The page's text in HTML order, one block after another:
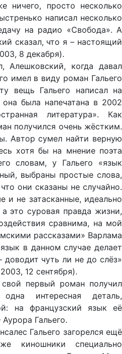
ничего, просто несколько
написал несколько
на радио «Свобода». А
сказал, что я – настоящий
8 декабря).
Алешковский, когда давал
имел в виду роман Гальего
вещь Гальего написал на
была напечатана в 2002
литература». Как
получился очень жёстким.
Автор сумел найти верную
хотя бы на мнение поэта
словам, у Гальего «язык
выбраны простые слова,
они сказаны не случайно.
и не затасканные, идеально
это суровая правда жизни,
сравнима, на мой
рассказами» Варлама
в данном случае делает
доводит чуть ли не до слёз»
12 сентября).
первый роман получил
интересная деталь,
на французский язык её
Гальего.
Гальего загорелся ещё
киношники специально